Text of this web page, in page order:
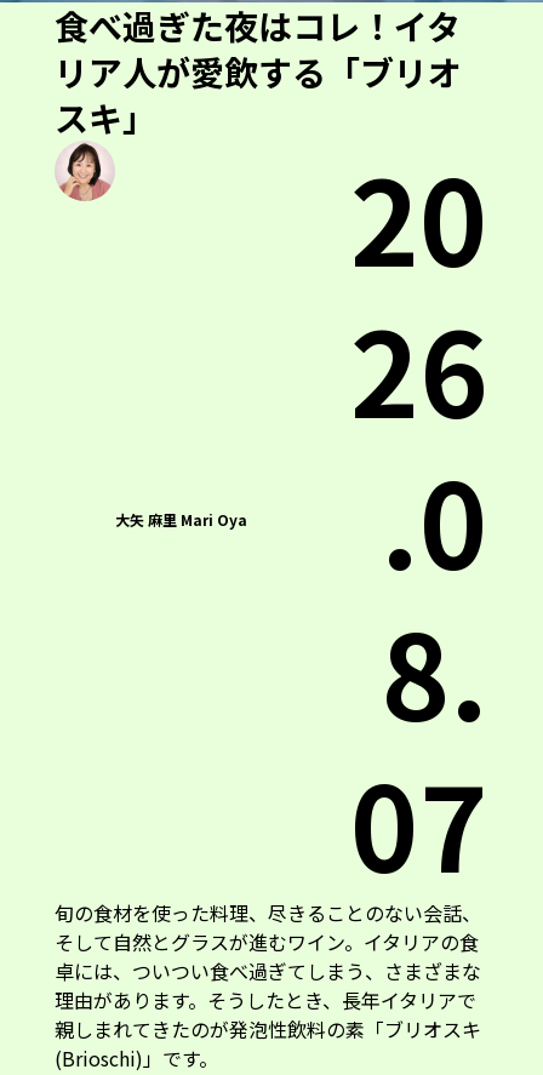
食べ過ぎた夜はコレ！イタ
リア人が愛飲する「ブリオ
スキ」
大矢 麻里 Mari Oya
20
26
.0
8.
07
旬の食材を使った料理、尽きることのない会話、
そして自然とグラスが進むワイン。イタリアの食
卓には、ついつい食べ過ぎてしまう、さまざまな
理由があります。そうしたとき、長年イタリアで
親しまれてきたのが発泡性飲料の素「ブリオスキ
(Brioschi)」です。